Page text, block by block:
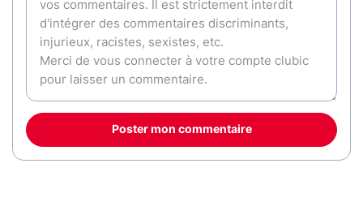
Poster mon commentaire